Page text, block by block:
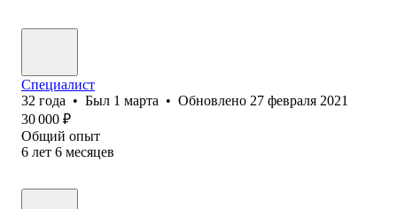
Специалист
32 года • Был 1 марта • Обновлено 27 февраля 2021
30 000 ₽
Общий опыт
6 лет 6 месяцев